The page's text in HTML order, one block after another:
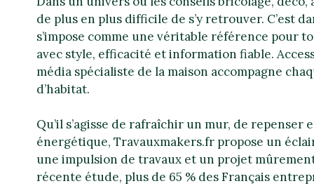
de plus en plus difficile de s’y retrouver. C’est
s’impose comme une véritable référence pour
avec style, efficacité et information fiable.
média spécialiste de la maison accompagne
d’habitat.
Qu’il s’agisse de rafraîchir un mur, de
énergétique, Travauxmakers.fr propose un
une impulsion de travaux et un projet
récente étude, plus de 65 % des Français